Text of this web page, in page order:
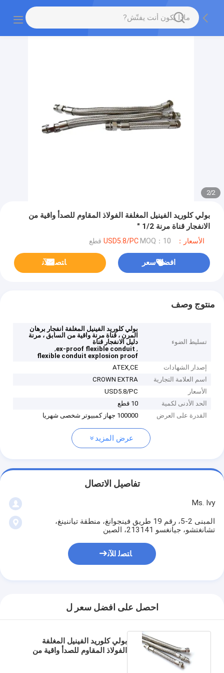
2
/
2
بولي كلوريد الفينيل المغلفة الفولاذ المقاوم للصدأ واقية من
الانفجار قناة مرنة 1/2 "
الأسعار：USD5.8/PC MOQ：10 قطع
افضل سعر ﺎﺘﺼﻟ ﺍﻶﻧ
منتوج وصف
تسليط الضوء
بولي كلوريد الفينيل المغلفة انفجار برهان
المرن ، قناة مرنة واقية من السابق ، مرنة
دليل الانفجار قناة
,
ex-proof flexible conduit
,
flexible conduit explosion proof
إصدار الشهادات
ATEX,CE
اسم العلامة التجارية
CROWN EXTRA
الأسعار
USD5.8/PC
الحد الأدنى لكمية
10 قطع
القدرة على العرض
100000 جهاز كمبيوتر شخصى شهريا
عرض المزيد
تفاصيل الاتصال
Ms. Ivy
المبنى 2-5، رقم 19 طريق فينجوانغ، منطقة تياننينغ،
تشانغتشو، جيانغسو 213141، الصين
ﺎﺘﺼﻟ ﺍﻶﻧ
احصل على افضل سعر ل
بولي كلوريد الفينيل المغلفة
الفولاذ المقاوم للصدأ واقية من